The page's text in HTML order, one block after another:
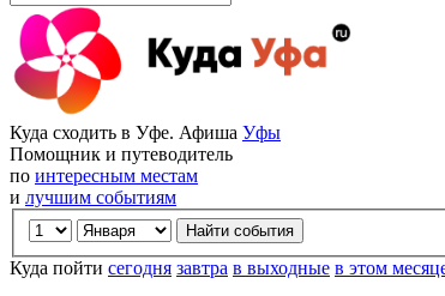
Куда сходить в Уфе. Афиша Уфы
Помощник и путеводитель
по интересным местам
и лучшим событиям
Куда пойти сегодня завтра в выходные в этом